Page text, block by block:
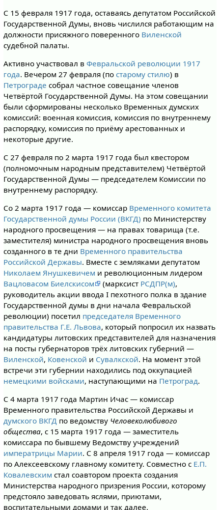
С 15 февраля 1917 года, оставаясь депутатом Российской
Государственной Думы, вновь числился работающим на
должности присяжного поверенного Виленской
судебной палаты.
Активно участвовал в Февральской революции 1917
года. Вечером 27 февраля (по старому стилю) в
Петрограде собрал частное совещание членов
Четвёртой Государственной Думы. На этом совещании
были сформированы несколько Временных думских
комиссий: военная комиссия, комиссия по внутреннему
распорядку, комиссия по приёму арестованных и
некоторые другие.
С 27 февраля по 2 марта 1917 года был квестором
(полномочным народным представителем) Четвёртой
Государственной Думы — председателем Комиссии по
внутреннему распорядку.
Со 2 марта 1917 года — комиссар Временного комитета
Государственной думы России (ВКГД) по Министерству
народного просвещения — на правах товарища (т.е.
заместителя) министра народного просвещения вновь
созданного в те дни Временного правительства
Российской Державы. Вместе с земляками депутатом
Николаем Янушкевичем и революционным лидером
Вацловасом Биелскисом
(марксист РСДПР(м),
руководитель акции ввода I пехотного полка в здание
Государственной думы в дни начала Февральской
революции) посетил председателя Временного
правительства Г.Е. Львова, который попросил их назвать
кандидатуры литовских представителей для назначения
на посты губернаторов трёх литовских губерний —
Виленской, Ковенской и Сувалкской. На момент этой
встречи эти губернии находились под оккупацией
немецкими войсками, наступающими на Петроград.
С 4 марта 1917 года Мартин Ичас — комиссар
Временного правительства Российской Державы и
думского ВКГДпо ведомству Человеколюбивого
общества, с 15 марта 1917 года — заместитель
комиссара по бывшему Ведомству учреждений
императрицы Марии. С 8 апреля 1917 года — комиссар
по Алексеевскому главному комитету. Совместно с Е.П.
Ковалевским стал соавтором проекта создания
Министерства народного призрения России, которому
предстояло заведовать яслями, приютами,
воспитательными домами и так далее.